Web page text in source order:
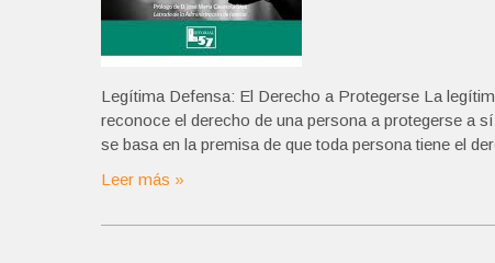
Legítima Defensa: El Derecho a Protegerse La
reconoce el derecho de una persona a protegerse a
se basa en la premisa de que toda persona tiene el
Leer más »